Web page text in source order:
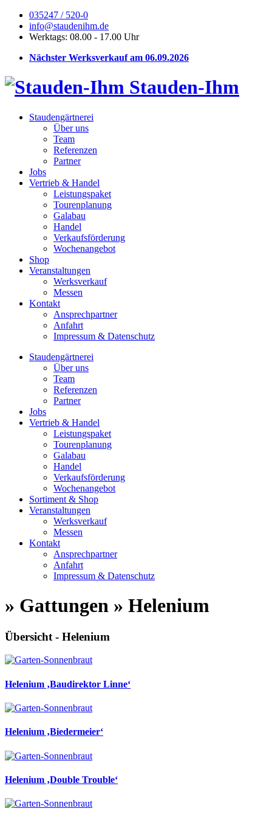
035247 / 520-0
info@staudenihm.de
Werktags: 08.00 - 17.00 Uhr
Nächster Werksverkauf am 06.09.2026
Stauden-Ihm
Staudengärtnerei
Über uns
Team
Referenzen
Partner
Jobs
Vertrieb & Handel
Leistungspaket
Tourenplanung
Galabau
Handel
Verkaufsförderung
Wochenangebot
Shop
Veranstaltungen
Werksverkauf
Messen
Kontakt
Ansprechpartner
Anfahrt
Impressum & Datenschutz
Staudengärtnerei
Über uns
Team
Referenzen
Partner
Jobs
Vertrieb & Handel
Leistungspaket
Tourenplanung
Galabau
Handel
Verkaufsförderung
Wochenangebot
Sortiment & Shop
Veranstaltungen
Werksverkauf
Messen
Kontakt
Ansprechpartner
Anfahrt
Impressum & Datenschutz
» Gattungen » Helenium
Übersicht - Helenium
Helenium ‚Baudirektor Linne‘
Helenium ‚Biedermeier‘
Helenium ‚Double Trouble‘